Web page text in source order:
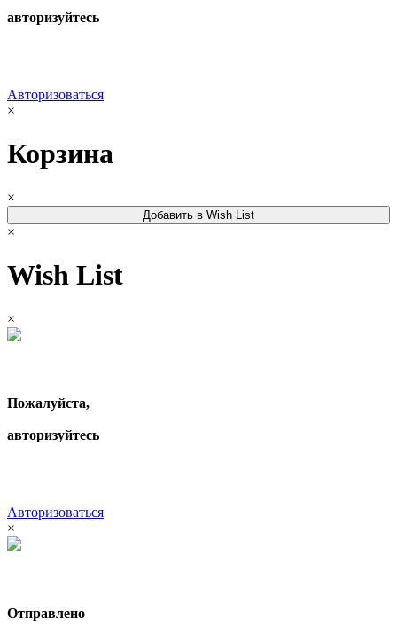
авторизуйтесь
Авторизоваться
×
Корзина
×
Добавить в Wish List
×
Wish List
×
Пожалуйста,
авторизуйтесь
Авторизоваться
×
Отправлено